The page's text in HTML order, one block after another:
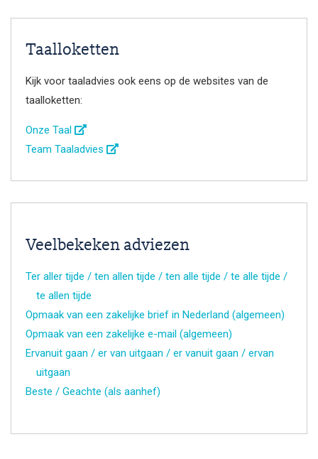
Taalloketten
Kijk voor taaladvies ook eens op de websites van de
taalloketten:
Onze Taal
Team Taaladvies
Veelbekeken adviezen
Ter aller tijde / ten allen tijde / ten alle tijde / te alle tijde /
te allen tijde
Opmaak van een zakelijke brief in Nederland (algemeen)
Opmaak van een zakelijke e-mail (algemeen)
Ervanuit gaan / er van uitgaan / er vanuit gaan / ervan
uitgaan
Beste / Geachte (als aanhef)